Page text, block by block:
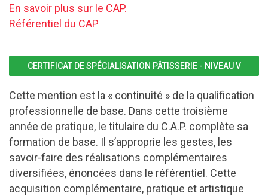
En savoir plus sur le CAP.
Référentiel du CAP
CERTIFICAT DE SPÉCIALISATION PÂTISSERIE - NIVEAU V
Cette mention est la « continuité » de la qualification
professionnelle de base. Dans cette troisième
année de pratique, le titulaire du C.A.P. complète sa
formation de base. Il s’approprie les gestes, les
savoir-faire des réalisations complémentaires
diversifiées, énoncées dans le référentiel. Cette
acquisition complémentaire, pratique et artistique